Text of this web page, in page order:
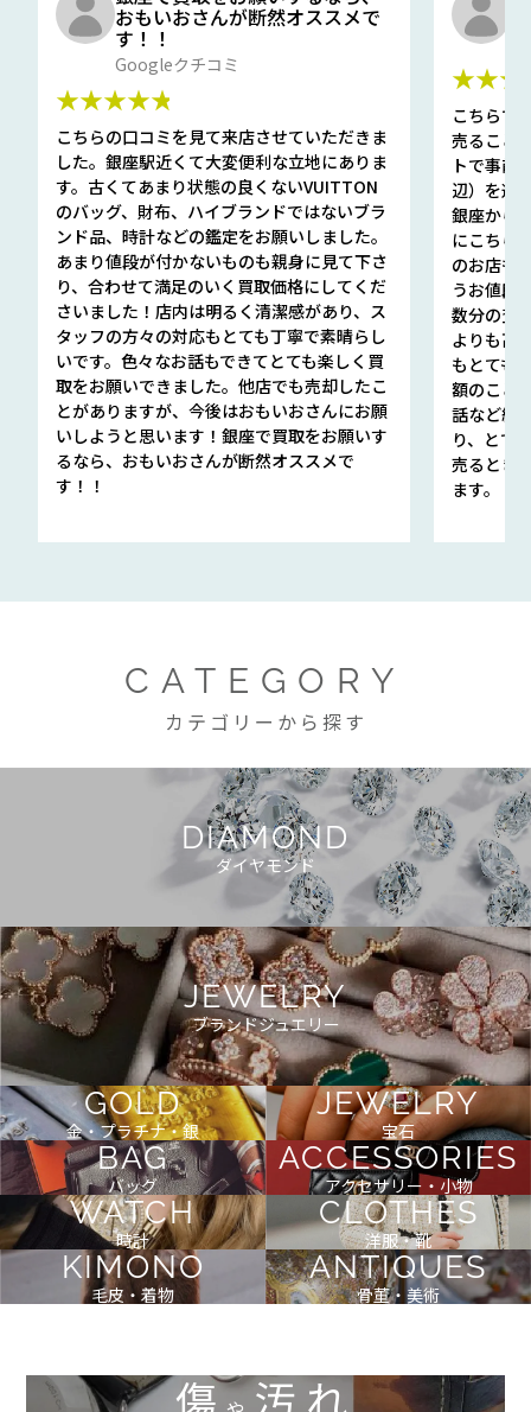
おもいおさんが断然オススメで
す！！
Googleクチコミ
★★★★★
こちらの口コミを見て来店させていただきま
した。銀座駅近くて大変便利な立地にありま
す。古くてあまり状態の良くないVUITTON
のバッグ、財布、ハイブランドではないブラ
ンド品、時計などの鑑定をお願いしました。
あまり値段が付かないものも親身に見て下さ
り、合わせて満足のいく買取価格にしてくだ
さいました！店内は明るく清潔感があり、ス
タッフの方々の対応もとても丁寧で素晴らし
いです。色々なお話もできてとても楽しく買
取をお願いできました。他店でも売却したこ
とがありますが、今後はおもいおさんにお願
いしようと思います！銀座で買取をお願いす
るなら、おもいおさんが断然オススメで
す！！
こちらで
売ること
トで事前
辺）を選
銀座から
にこちら
のお店も
うお値段
数分の査
よりも高
もとても
額のこと
話など細
り、とて
売るとき
ます。
CATEGORY
カテゴリーから探す
DIAMOND
ダイヤモンド
JEWELRY
ブランドジュエリー
GOLD
金・プラチナ・銀
JEWELRY
宝石
BAG
バッグ
ACCESSORIES
アクセサリー・小物
WATCH
時計
CLOTHES
洋服・靴
KIMONO
毛皮・着物
ANTIQUES
骨董・美術
傷 汚れ